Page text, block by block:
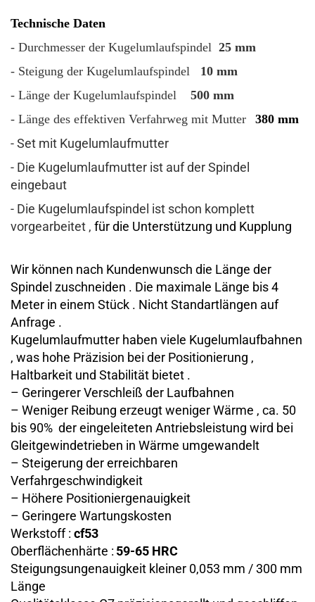
Technische Daten
- Durchmesser der Kugelumlaufspindel 25 mm
- Steigung der Kugelumlaufspindel 10 mm
- Länge der Kugelumlaufspindel
500 mm
- Länge des effektiven Verfahrweg mit Mutter
380 mm
- Set mit Kugelumlaufmutter
- Die Kugelumlaufmutter ist auf der Spindel
eingebaut
- Die Kugelumlaufspindel ist schon komplett
vorgearbeitet , für die Unterstützung und Kupplung
Wir können nach Kundenwunsch die Länge der
Spindel zuschneiden . Die maximale Länge bis 4
Meter in einem Stück . Nicht Standartlängen auf
Anfrage .
Kugelumlaufmutter haben viele Kugelumlaufbahnen
, was hohe Präzision bei der Positionierung ,
Haltbarkeit und Stabilität bietet .
– Geringerer Verschleiß der Laufbahnen
– Weniger Reibung erzeugt weniger Wärme , ca. 50
bis 90% der eingeleiteten Antriebsleistung wird bei
Gleitgewindetrieben in Wärme umgewandelt
– Steigerung der erreichbaren
Verfahrgeschwindigkeit
– Höhere Positioniergenauigkeit
– Geringere Wartungskosten
Werkstoff : cf53
Oberflächenhärte : 59-65 HRC
Steigungsungenauigkeit kleiner 0,053 mm / 300 mm
Länge